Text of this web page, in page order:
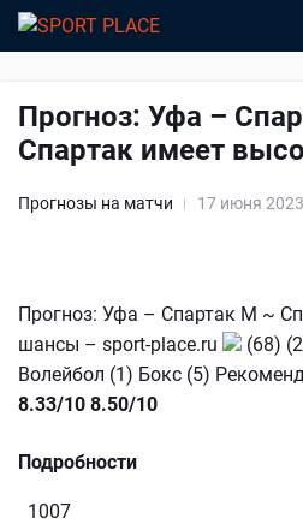
Прогноз: Уфа –
Спартак имеет
Прогнозы на матчи 17 июня 2023
Прогноз: Уфа – Спартак М ~
шансы – sport-place.ru
(68)
Волейбол (1) Бокс (5)
8.33/10 8.50/10
Подробности
1007